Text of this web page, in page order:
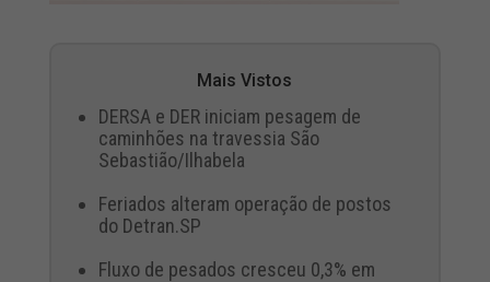
Mais Vistos
DERSA e DER iniciam pesagem de
caminhões na travessia São
Sebastião/Ilhabela
Feriados alteram operação de postos
do Detran.SP
Fluxo de pesados cresceu 0,3% em